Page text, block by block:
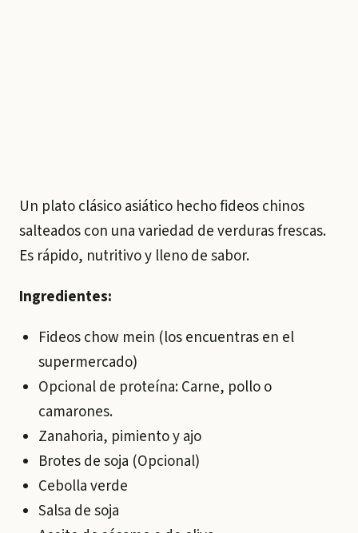
Un plato clásico asiático hecho fideos chinos
salteados con una variedad de verduras frescas.
Es rápido, nutritivo y lleno de sabor.
Ingredientes:
Fideos chow mein (los encuentras en el
supermercado)
Opcional de proteína: Carne, pollo o
camarones.
Zanahoria, pimiento y ajo
Brotes de soja (Opcional)
Cebolla verde
Salsa de soja